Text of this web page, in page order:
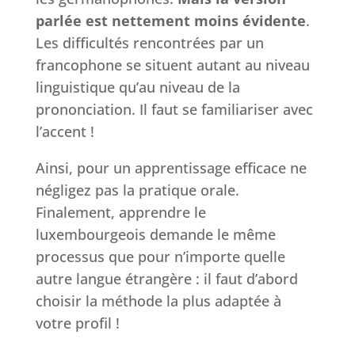
parlée est nettement moins évidente.
Les difficultés rencontrées par un
francophone se situent autant au niveau
linguistique qu’au niveau de la
prononciation. Il faut se familiariser avec
l’accent !
Ainsi, pour un apprentissage efficace ne
négligez pas la pratique orale.
Finalement, apprendre le
luxembourgeois demande le même
processus que pour n’importe quelle
autre langue étrangère : il faut d’abord
choisir la méthode la plus adaptée à
votre profil !